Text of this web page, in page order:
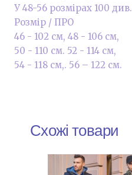
У 48-56 розмірах 100 див.
Розмір / ПРО
46 - 102 см, 48 - 106 см,
50 - 110 см. 52 - 114 см,
54 - 118 см,. 56 – 122 см.
Схожі товари